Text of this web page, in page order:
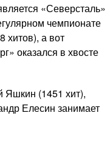
«Северсталь»
чемпионате
хитов), а вот
оказался в хвосте
(1451 хит),
Елесин занимает